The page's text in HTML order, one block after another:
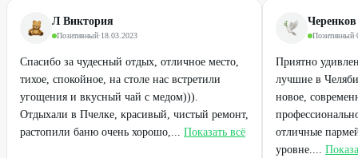
Л Виктория
Позитивный·18.03.2023
Спасибо за чудесный отдых, отличное место,
тихое, спокойное, на столе нас встретили
угощения и вкусный чай с медом))).
Отдыхали в Пчелке, красивый, чистый ремонт,
растопили баню очень хорошо,... Показать всё
Позитивный·
Приятно
лучшие в
новое,
отличные
уровне....